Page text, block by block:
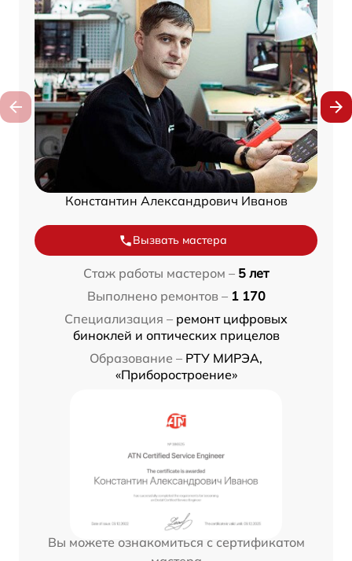
Константин Александрович Иванов
Вызвать мастера
Стаж работы мастером – 5 лет
Выполнено ремонтов – 1 170
Специализация – ремонт цифровых
биноклей и оптических прицелов
Образование – РТУ МИРЭА,
«Приборостроение»
Вы можете ознакомиться с сертификатом